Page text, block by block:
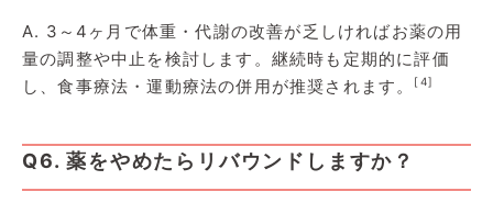
A. 3～4ヶ月で体重・代謝の改善が乏しければお薬の用
量の調整や中止を検討します。継続時も定期的に評価
し、食事療法・運動療法の併用が推奨されます。
[4]
Q6. 薬をやめたらリバウンドしますか？